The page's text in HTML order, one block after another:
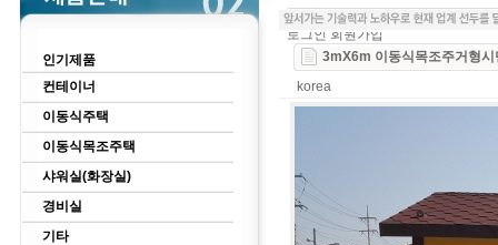
인기제품
컨테이너
이동식주택
이동식목조주택
샤워실(화장실)
경비실
기타
로그인 회원가입
3mX6m 이동식목조주거형
korea